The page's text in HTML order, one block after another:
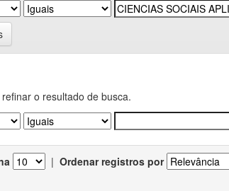
o resultado de busca.
| Ordenar registros por